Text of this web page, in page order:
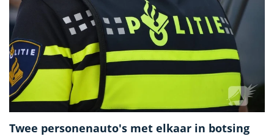
Twee personenauto's met elkaar in botsing